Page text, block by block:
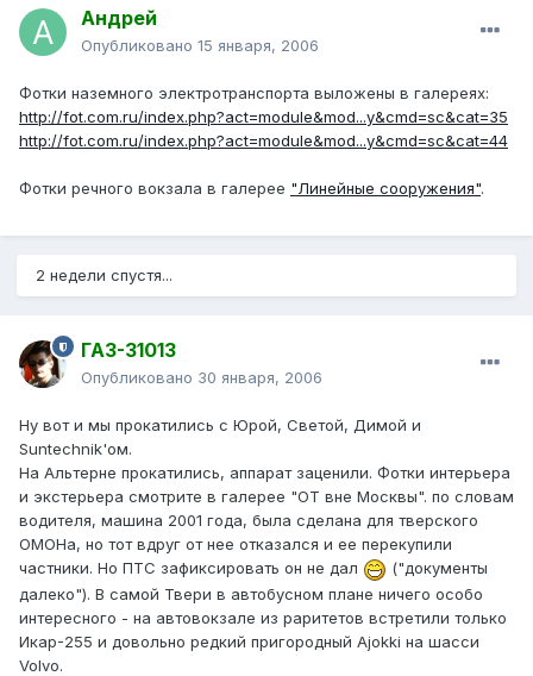
Андрей
Опубликовано 15 января, 2006
Фотки наземного электротранспорта выложены в галереях:
http://fot.com.ru/index.php?act=module&mod...y&cmd=sc&cat=35
http://fot.com.ru/index.php?act=module&mod...y&cmd=sc&cat=44
Фотки речного вокзала в галерее "Линейные сооружения".
2 недели спустя...
ГАЗ-31013
Опубликовано 30 января, 2006
Ну вот и мы прокатились с Юрой, Светой, Димой и
Suntechnik'ом.
На Альтерне прокатились, аппарат заценили. Фотки интерьера
и экстерьера смотрите в галерее "ОТ вне Москвы". по словам
водителя, машина 2001 года, была сделана для тверского
ОМОНа, но тот вдруг от нее отказался и ее перекупили
частники. Но ПТС зафиксировать он не дал
("документы
далеко"). В самой Твери в автобусном плане ничего особо
интересного - на автовокзале из раритетов встретили только
Икар-255 и довольно редкий пригородный Ajokki на шасси
Volvo.